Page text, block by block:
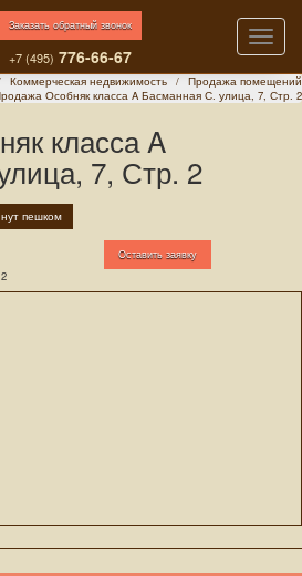
Заказать обратный звонок
+7 (495) 776-66-67
Toggle
Коммерческая недвижимость
Продажа помещений
Особняк класса A Басманная С. улица, 7, Стр. 2
класса A
7, Стр. 2
пешком
Оставить заявку